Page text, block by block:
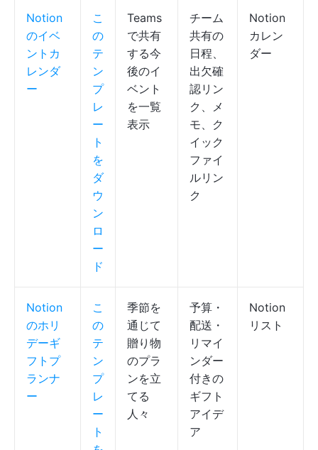
Notion
のイベ
ントカ
レンダ
ー
こ
の
テ
ン
プ
レ
ー
ト
を
ダ
ウ
ン
ロ
ー
ド
Teams
で共有
する今
後のイ
ベント
を一覧
表示
チーム
共有の
日程、
出欠確
認リン
ク、メ
モ、ク
イック
ファイ
ルリン
ク
Notion
カレン
ダー
Notion
のホリ
デーギ
フトプ
ランナ
ー
こ
の
テ
ン
プ
レ
ー
ト
季節を
通じて
贈り物
のプラ
ンを立
てる
人々
予算・
配送・
リマイ
ンダー
付きの
ギフト
アイデ
ア
Notion
リスト